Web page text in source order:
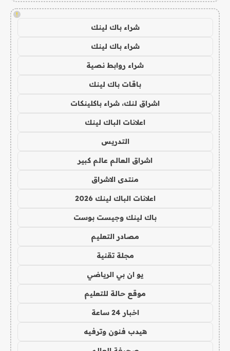
!
شراء باك لينك
شراء باك لينك
شراء روابط نصية
باقات باك لينك
اشراق لنك، شراء باكلينكات
اعلانات الباك لينك
التدريس
اشراق العالم عالم كبير
منتدى الاشراق
اعلانات الباك لينك 2026
باك لينك وجيست بوست
مصادر التعليم
مجلة تقنية
يو ان بي الرياضي
موقع حالة للتعليم
اخبار 24 ساعة
هيدب فنون وترفيه